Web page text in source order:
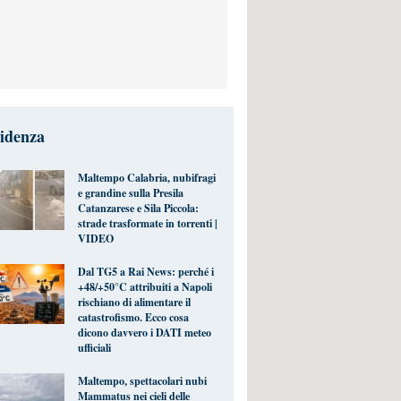
Maltempo Calabria, nubifragi
e grandine sulla Presila
Catanzarese e Sila Piccola:
strade trasformate in torrenti |
VIDEO
Dal TG5 a Rai News: perché i
+48/+50°C attribuiti a Napoli
rischiano di alimentare il
catastrofismo. Ecco cosa
dicono davvero i DATI meteo
ufficiali
Maltempo, spettacolari nubi
Mammatus nei cieli delle